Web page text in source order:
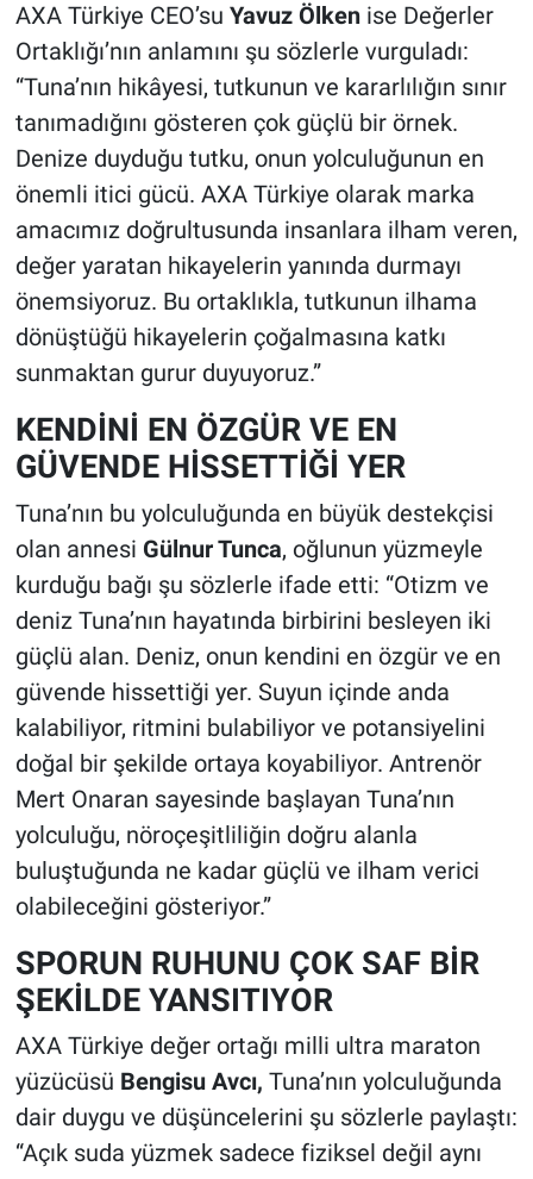
AXA Türkiye CEO’su Yavuz Ölkenise Değerler
Ortaklığı’nın anlamını şu sözlerle vurguladı:
“Tuna’nın hikâyesi, tutkunun ve kararlılığın sınır
tanımadığını gösteren çok güçlü bir örnek.
Denize duyduğu tutku, onun yolculuğunun en
önemli itici gücü. AXA Türkiye olarak marka
amacımız doğrultusunda insanlara ilham veren,
değer yaratan hikayelerin yanında durmayı
önemsiyoruz. Bu ortaklıkla, tutkunun ilhama
dönüştüğü hikayelerin çoğalmasına katkı
sunmaktan gurur duyuyoruz.”
KENDİNİ EN ÖZGÜR VE EN
GÜVENDE HİSSETTİĞİ YER
Tuna’nın bu yolculuğunda en büyük destekçisi
olan annesi Gülnur Tunca, oğlunun yüzmeyle
kurduğu bağı şu sözlerle ifade etti: “Otizm ve
deniz Tuna’nın hayatında birbirini besleyen iki
güçlü alan. Deniz, onun kendini en özgür ve en
güvende hissettiği yer. Suyun içinde anda
kalabiliyor, ritmini bulabiliyor ve potansiyelini
doğal bir şekilde ortaya koyabiliyor. Antrenör
Mert Onaran sayesinde başlayan Tuna’nın
yolculuğu, nöroçeşitliliğin doğru alanla
buluştuğunda ne kadar güçlü ve ilham verici
olabileceğini gösteriyor.”
SPORUN RUHUNU ÇOK SAF BİR
ŞEKİLDE YANSITIYOR
AXA Türkiye değer ortağı milli ultra maraton
yüzücüsü Bengisu Avcı, Tuna’nın yolculuğunda
dair duygu ve düşüncelerini şu sözlerle paylaştı:
“Açık suda yüzmek sadece fiziksel değil aynı